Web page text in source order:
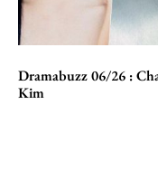
Dramabuzz 06/26 :
Kim